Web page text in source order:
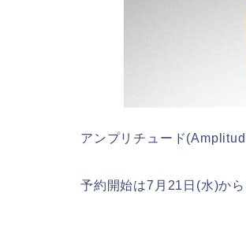
アンプリチュード
予約開始は7月21日(水)か